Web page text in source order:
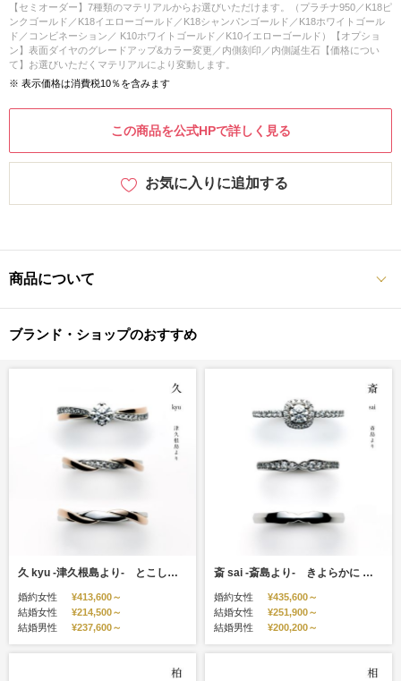
【セミオーダー】7種類のマテリアルからお選びいただけます。（プラチナ950／K18ピ
ンクゴールド／K18イエローゴールド／K18シャンパンゴールド／K18ホワイトゴール
ド／コンビネーション／ K10ホワイトゴールド／K10イエローゴールド）【オプショ
ン】表面ダイヤのグレードアップ&カラー変更／内側刻印／内側誕生石【価格につい
て】お選びいただくマテリアルにより変動します。
※ 表示価格は消費税10％を含みます
この商品を公式HPで詳しく見る
お気に入りに追加する
商品について
ブランド・ショップのおすすめ
久 kyu -津久根島より- とこしえに ひびき はてしなく
婚約女性
¥413,600～
結婚女性
¥214,500～
結婚男性
¥237,600～
斎 sai -斎島より- きよらかに すらり うつくしく
婚約女性
¥435,600～
結婚女性
¥251,900～
結婚男性
¥200,200～